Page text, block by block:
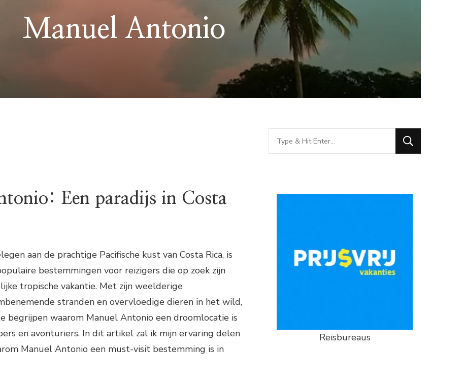
Manuel Antonio
Een paradijs in Costa
aan de prachtige Pacifische kust van Costa Rica, is
bestemmingen voor reizigers die op zoek zijn
tropische vakantie. Met zijn weelderige
stranden en overvloedige dieren in het wild,
begrijpen waarom Manuel Antonio een droomlocatie is
en avonturiers. In dit artikel zal ik mijn ervaring delen
Manuel Antonio een must-visit bestemming is in
Looking
for
Reisbureaus